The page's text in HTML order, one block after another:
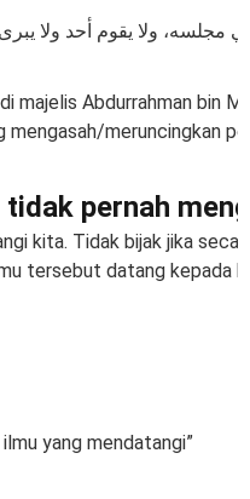
ﻣﺠﻠﺴﻪ، ﻭﻻ ﻳﻘﻮﻡ ﺃﺣﺪ ﻭﻻ ﻳﺒﺮﻯ
majelis Abdurrahman bin
mengasah/meruncingkan
pernah
kita. Tidak bijak jika
tersebut datang kepada
yang mendatangi”